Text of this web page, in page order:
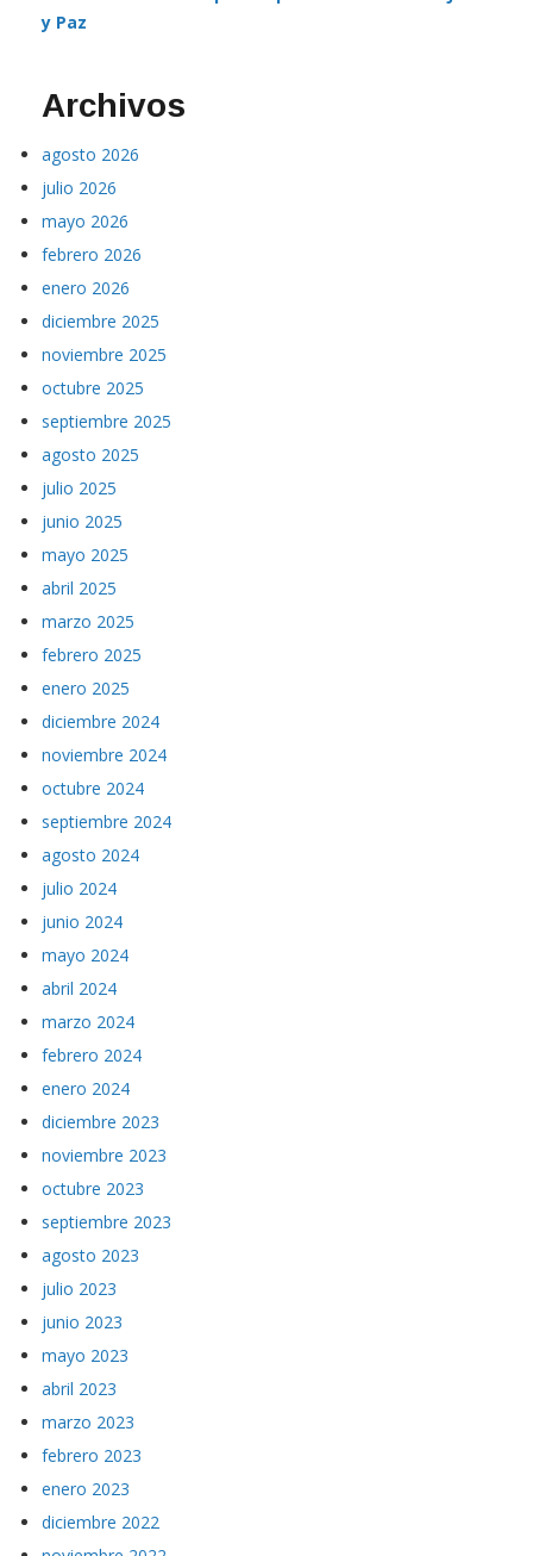
y Paz
Archivos
agosto 2026
julio 2026
mayo 2026
febrero 2026
enero 2026
diciembre 2025
noviembre 2025
octubre 2025
septiembre 2025
agosto 2025
julio 2025
junio 2025
mayo 2025
abril 2025
marzo 2025
febrero 2025
enero 2025
diciembre 2024
noviembre 2024
octubre 2024
septiembre 2024
agosto 2024
julio 2024
junio 2024
mayo 2024
abril 2024
marzo 2024
febrero 2024
enero 2024
diciembre 2023
noviembre 2023
octubre 2023
septiembre 2023
agosto 2023
julio 2023
junio 2023
mayo 2023
abril 2023
marzo 2023
febrero 2023
enero 2023
diciembre 2022